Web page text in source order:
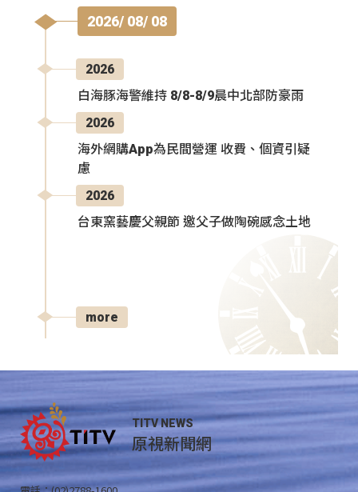
2026/ 08/ 08
2026
白海豚海警維持 8/8-8/9晨中北部防豪雨
2026
海外網購App為民間營運 收費、個資引疑
慮
2026
台東窯藝慶父親節 邀父子做陶碗感念土地
more
TITV NEWS
原視新聞網